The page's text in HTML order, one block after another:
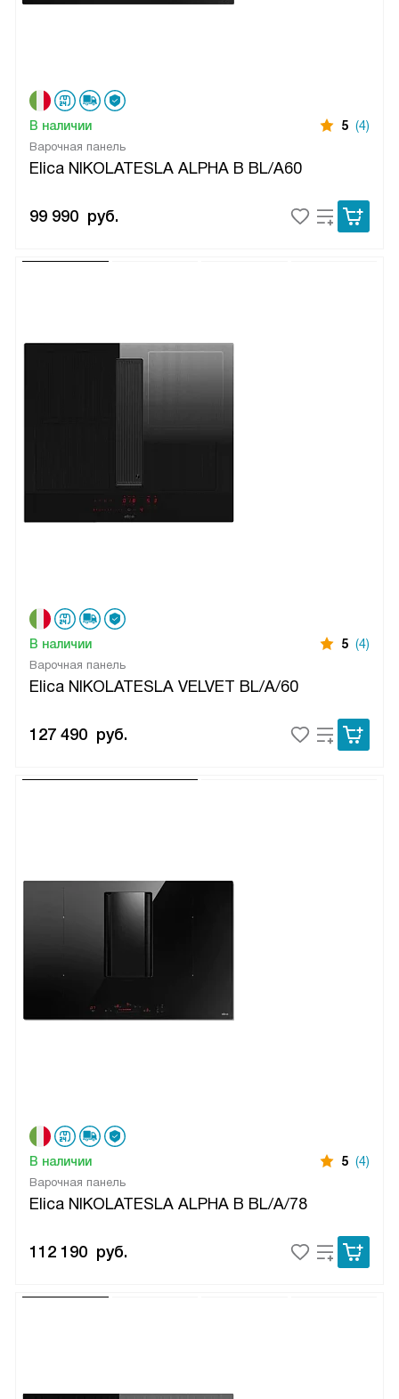
Варочная панель
Elica NIKOLATESLA ALPHA B BL/A60
В наличии 5 (4)
99 990 руб.
Варочная панель
Elica NIKOLATESLA VELVET BL/A/60
В наличии 5 (4)
127 490 руб.
Варочная панель
Elica NIKOLATESLA ALPHA B BL/A/78
В наличии 5 (4)
112 190 руб.